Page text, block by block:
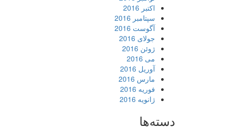
اکتبر 2016
سپتامبر 2016
آگوست 2016
جولای 2016
ژوئن 2016
می 2016
آوریل 2016
مارس 2016
فوریه 2016
ژانویه 2016
دسته‌ها